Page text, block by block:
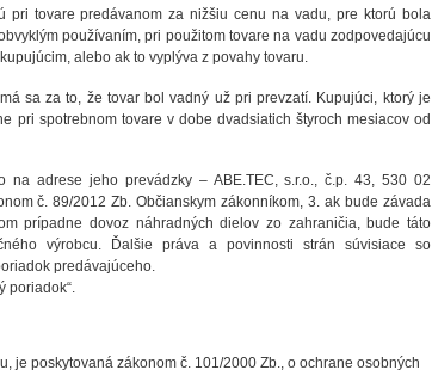
pri tovare predávanom za nižšiu cenu na vadu, pre ktorú bola
používaním, pri použitom tovare na vadu zodpovedajúcu
alebo ak to vyplýva z povahy tovaru.
sa za to, že tovar bol vadný už pri prevzatí. Kupujúci, ktorý je
pri spotrebnom tovare v dobe dvadsiatich štyroch mesiacov od
adrese jeho prevádzky – ABE.TEC, s.r.o., č.p. 43, 530 02
č. 89/2012 Zb. Občianskym zákonníkom, 3. ak bude závada
prípadne dovoz náhradných dielov zo zahraničia, bude táto
výrobcu. Ďalšie práva a povinnosti strán súvisiace so
predávajúceho.
poriadok“.
je poskytovaná zákonom č. 101/2000 Zb., o ochrane osobných